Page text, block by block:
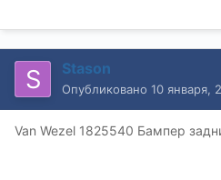
Stason
Опубликовано 10 января,
Van Wezel 1825540 Бампер